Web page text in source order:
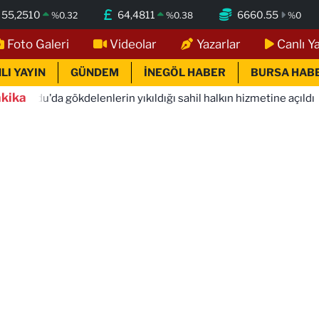
55,2510 %0.32 64,4811 %0.38 6660.55 %0
Foto Galeri Videolar Yazarlar Canlı
YAYIN GÜNDEM İNEGÖL HABER BURSA
yıkıldığı sahil halkın hizmetine açıldı 13:04